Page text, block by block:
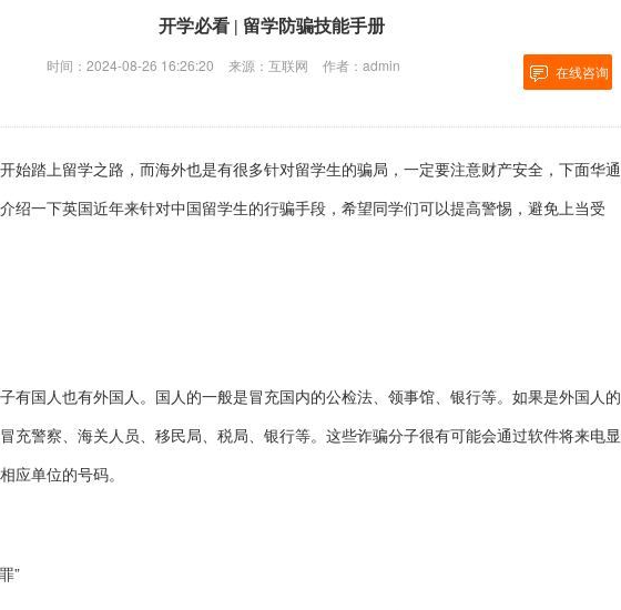
开学必看 | 留学防骗技能手册
在线咨询
时间：2024-08-26 16:26:20 来源：互联网 作者：admin
始踏上留学之路，而海外也是有很多针对留学生的骗局，一定要注意财产安全，下面华通
绍一下英国近年来针对中国留学生的行骗手段，希望同学们可以提高警惕，避免上当受
有国人也有外国人。国人的一般是冒充国内的公检法、领事馆、银行等。如果是外国人的
充警察、海关人员、移民局、税局、银行等。这些诈骗分子很有可能会通过软件将来电显
应单位的号码。
”